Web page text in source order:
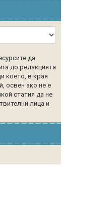
да
до редакцията
което, в края
освен ако не е
статия да не
лица и